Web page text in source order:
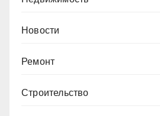
Новости
Ремонт
Строительство